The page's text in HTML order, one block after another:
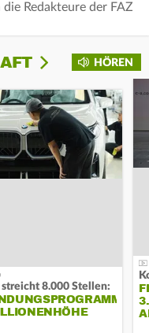
Redakteure der FAZ
HÖREN
streicht 8.000 Stellen: